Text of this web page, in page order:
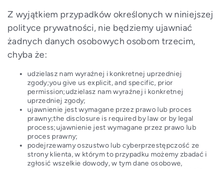
Z wyjątkiem przypadków określonych w niniejszej
polityce prywatności, nie będziemy ujawniać
żadnych danych osobowych osobom trzecim,
chyba że:
udzielasz nam wyraźnej i konkretnej uprzedniej
zgody;you give us explicit, and specific, prior
permission;udzielasz nam wyraźnej i konkretnej
uprzedniej zgody;
ujawnienie jest wymagane przez prawo lub proces
prawny;the disclosure is required by law or by legal
process;ujawnienie jest wymagane przez prawo lub
proces prawny;
podejrzewamy oszustwo lub cyberprzestępczość ze
strony klienta, w którym to przypadku możemy zbadać i
zgłosić wszelkie dowody, w tym dane osobowe,